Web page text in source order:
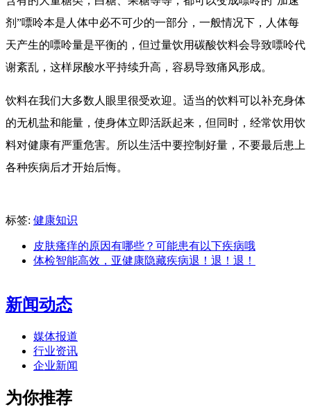
剂”嘌呤本是人体中必不可少的一部分，一般情况下，人体每
天产生的嘌呤量是平衡的，但过量饮用碳酸饮料会导致嘌呤代
谢紊乱，这样尿酸水平持续升高，容易导致痛风形成。
饮料在我们大多数人眼里很受欢迎。适当的饮料可以补充身体
的无机盐和能量，使身体立即活跃起来，但同时，经常饮用饮
料对健康有严重危害。所以生活中要控制好量，不要最后患上
各种疾病后才开始后悔。
标签: 健康知识
皮肤瘙痒的原因有哪些？可能患有以下疾病哦
体检智能高效，亚健康隐藏疾病退！退！退！
新闻动态
媒体报道
行业资讯
企业新闻
为你推荐